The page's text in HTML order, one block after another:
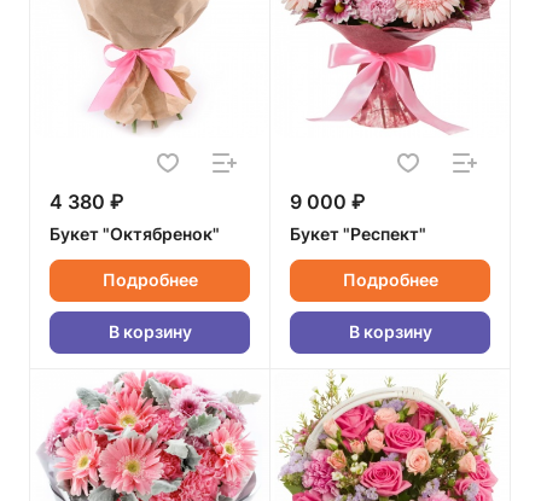
4 380 ₽
Букет "Октябренок"
Подробнее
В корзину
9 000 ₽
Букет "Респект"
Подробнее
В корзину